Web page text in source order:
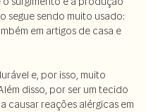
segue sendo muito usado:
em artigos de casa e
e, por isso, muito
disso, por ser um tecido
causar reações alérgicas em